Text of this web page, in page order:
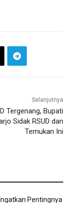
Selanjutnya
Tergenang, Bupati
Sidak RSUD dan
Temukan Ini
Pentingnya